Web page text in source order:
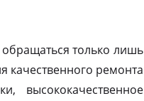
обращаться только лишь
качественного ремонта
высококачественное